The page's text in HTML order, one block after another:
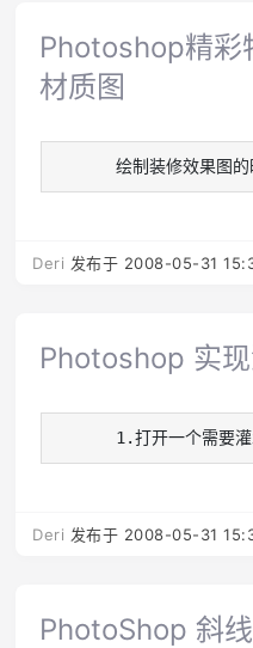
Photoshop精彩
材质图
　　绘制装修效果图
Deri 发布于 2008-05-31
Photoshop 实
　　1.打开一个需要
Deri 发布于 2008-05-31
PhotoShop 斜